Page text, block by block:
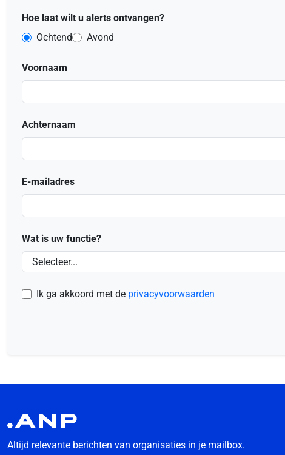
Hoe laat wilt u alerts ontvangen?
Ochtend
Avond
Voornaam
Achternaam
E-mailadres
Wat is uw functie?
Ik ga akkoord met de privacyvoorwaarden
Altijd relevante berichten van organisaties in je mailbox.